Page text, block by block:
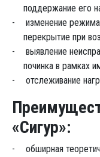
поддержание его
изменение
перекрытие при
выявление
починка в рамках
отслеживание
«Сигур»:
обширная